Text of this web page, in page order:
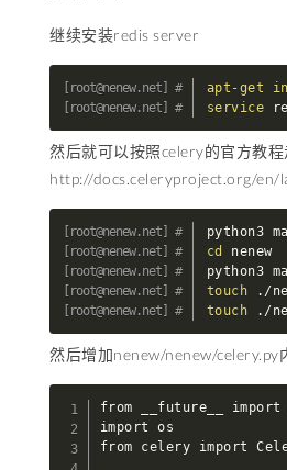
继续安装redis server
apt-get
service
然后就可以按照celery的官方教程
http://docs.celeryproject.org/en/
cd nenew
touch
touch ./
然后增加nenew/nenew/celery.py
from __future__
import os
from celery import